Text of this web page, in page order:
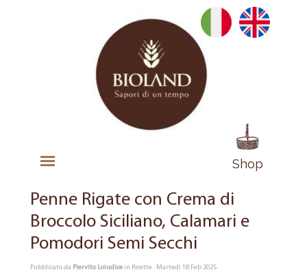
Shop
Penne Rigate con Crema di
Broccolo Siciliano, Calamari e
Pomodori Semi Secchi
Pubblicato da Piervito Loiudice in Ricette · Martedì 18 Feb 2025